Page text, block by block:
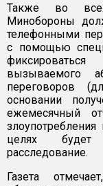
Также во всех
Минобороны
телефонными
с помощью
вызываемого
переговоров
основании
ежемесячный
целях будет
расследование.
Газета